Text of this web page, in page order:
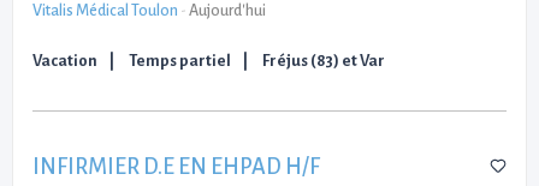
Vitalis Médical Toulon - Aujourd'hui
Vacation Temps partiel Fréjus (83) et Var
INFIRMIER D.E EN EHPAD H/F